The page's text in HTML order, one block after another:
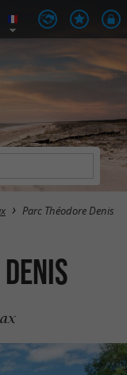
Parc Théodore Denis